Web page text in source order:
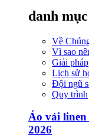
danh mục
Về
Vì sao
Giải pháp
Lịch sử
Đội ngũ
Quy trình
Áo vải linen
2026